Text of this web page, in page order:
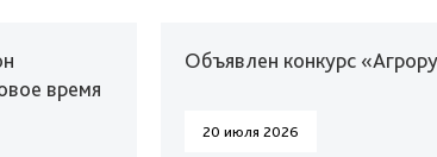
время
Объявлен конкурс
20 июля 2026